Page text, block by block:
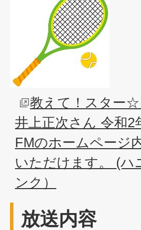
教えて！スター☆
井上正次さん 令和2
FMのホームページ
いただけます。 (ハ
ンク）
放送内容